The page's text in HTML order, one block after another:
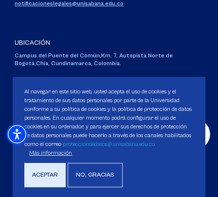
notificacioneslegales@unisabana.edu.co
UBICACIÓN
Campus del Puente del Común,Km. 7, Autopista Norte de
Bogotá.Chía, Cundinamarca, Colombia.
Personería Jurídica:Resolución 130 del 14 de enero de 1980.
Ministerio de Educación Nacional.
Política de Protección de datos
Derechos Pecuniarios
Al navegar en este sitio web, usted acepta el uso de cookies y el
tratamiento de sus datos personales por parte de la Universidad
conforme a su política de cookies y la política de protección de datos
personales. En cualquier momento podrá configurar el uso de
cookies en su ordenador, y para ejercer sus derechos de protección
de datos personales puede hacerlo a través de los canales habilitados
como el correo protecciondedatos@unisabana.edu.co
Más información
ACEPTAR NO, GRACIAS